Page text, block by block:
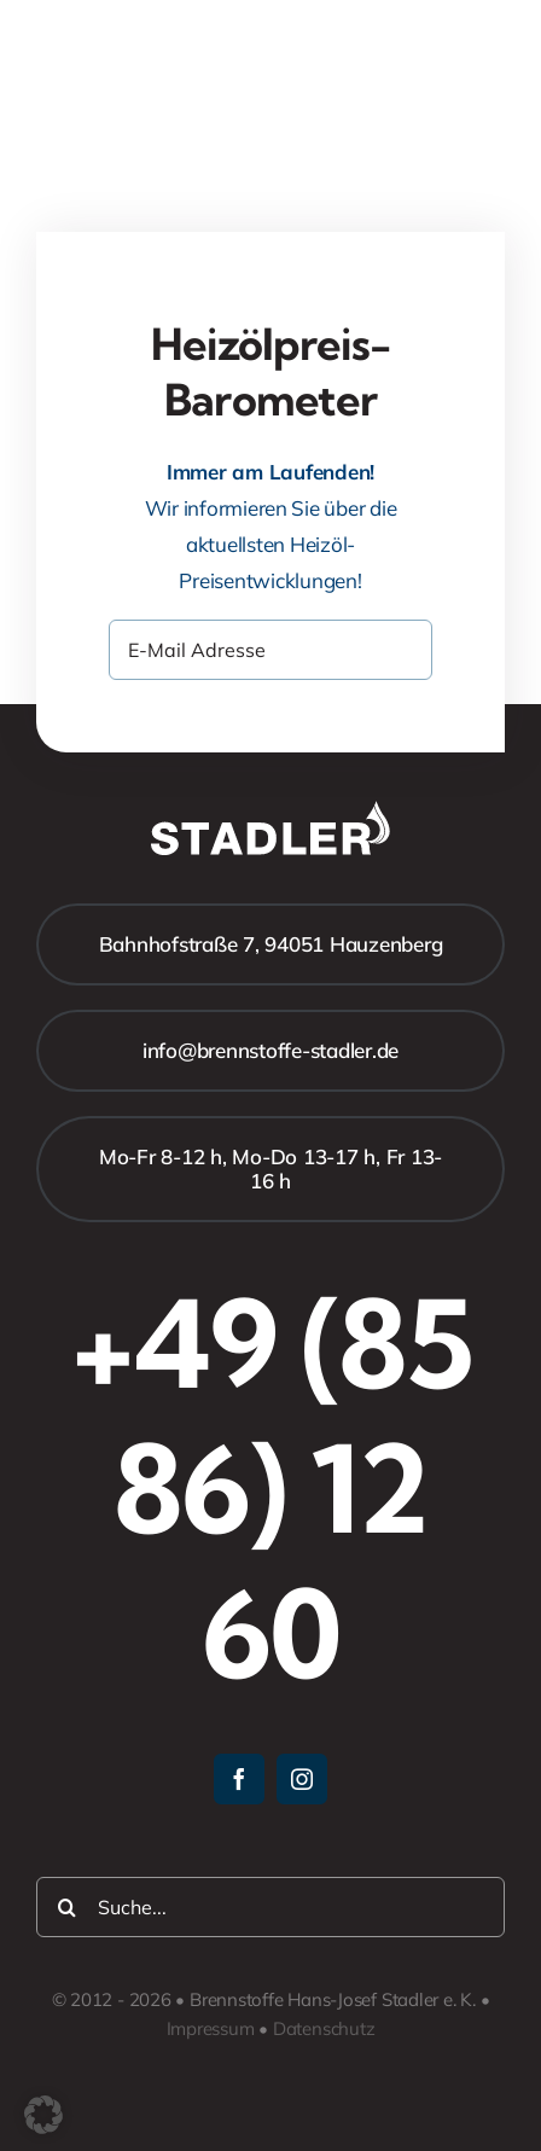
Heizölpreis-
Barometer
Immer am Laufenden!
Wir informieren Sie über die
aktuellsten Heizöl-
Preisentwicklungen!
Bahnhofstraße 7, 94051 Hauzenberg
info@brennstoffe-stadler.de
Mo-Fr 8-12 h, Mo-Do 13-17 h, Fr 13-
16 h
+49 (85
86) 12
60
Suche
nach:
© 2012 - 2026 • Brennstoffe Hans-Josef Stadler e. K. •
Impressum • Datenschutz